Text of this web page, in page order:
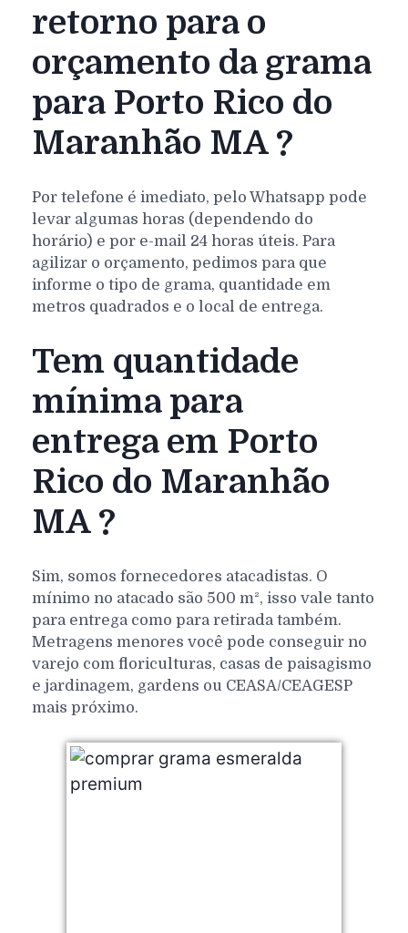
retorno para o
orçamento da grama
para Porto Rico do
Maranhão MA ?
Por telefone é imediato, pelo Whatsapp pode
levar algumas horas (dependendo do
horário) e por e-mail 24 horas úteis. Para
agilizar o orçamento, pedimos para que
informe o tipo de grama, quantidade em
metros quadrados e o local de entrega.
Tem quantidade
mínima para
entrega em Porto
Rico do Maranhão
MA ?
Sim, somos fornecedores atacadistas. O
mínimo no atacado são 500 m², isso vale tanto
para entrega como para retirada também.
Metragens menores você pode conseguir no
varejo com floriculturas, casas de paisagismo
e jardinagem, gardens ou CEASA/CEAGESP
mais próximo.